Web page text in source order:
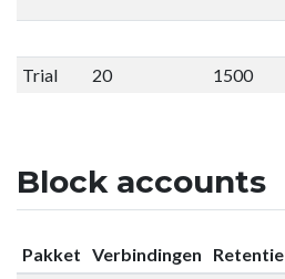
Trial 20 1500
Block accounts
Pakket Verbindingen Retentie